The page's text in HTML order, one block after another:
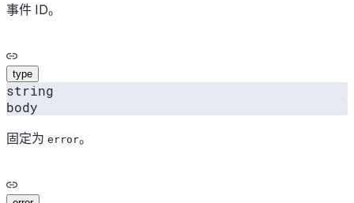
事件 ID。
type
string
body
固定为 error。